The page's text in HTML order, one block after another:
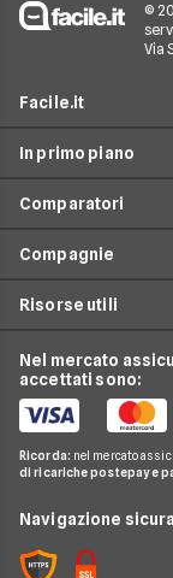
©
Via
Facile.it
Assicurazioni
Prestiti
Conti e Carte
Telefonia Mobile
Pay TV
Noleggio Lungo
News
Chi siamo
In primo piano
Offerte Telefonia
Tariffe Internet Mobile
Tariffe Cellulari
Offerta Internet
Offerte Telefonia
Comparatori
Passa a TIM
Passa a Vodafone
Passa a Postemobile
Passa a Ho
Offerte SIM solo dati
Compagnie
Offerte Vodafone
Offerte Wind
Offerte Fastweb
Offerte PosteMobile
Offerte Iliad
Offerte Ho Mobile
Risorse utili
Guida Telefonia
Domande Telefonia
Glossario Telefonia
Notizie Telefonia
Argomenti in
Cambiare operatore
Nel mercato
accettati sono:
Ricorda: nel mercato
di ricariche postepay e
Navigazione